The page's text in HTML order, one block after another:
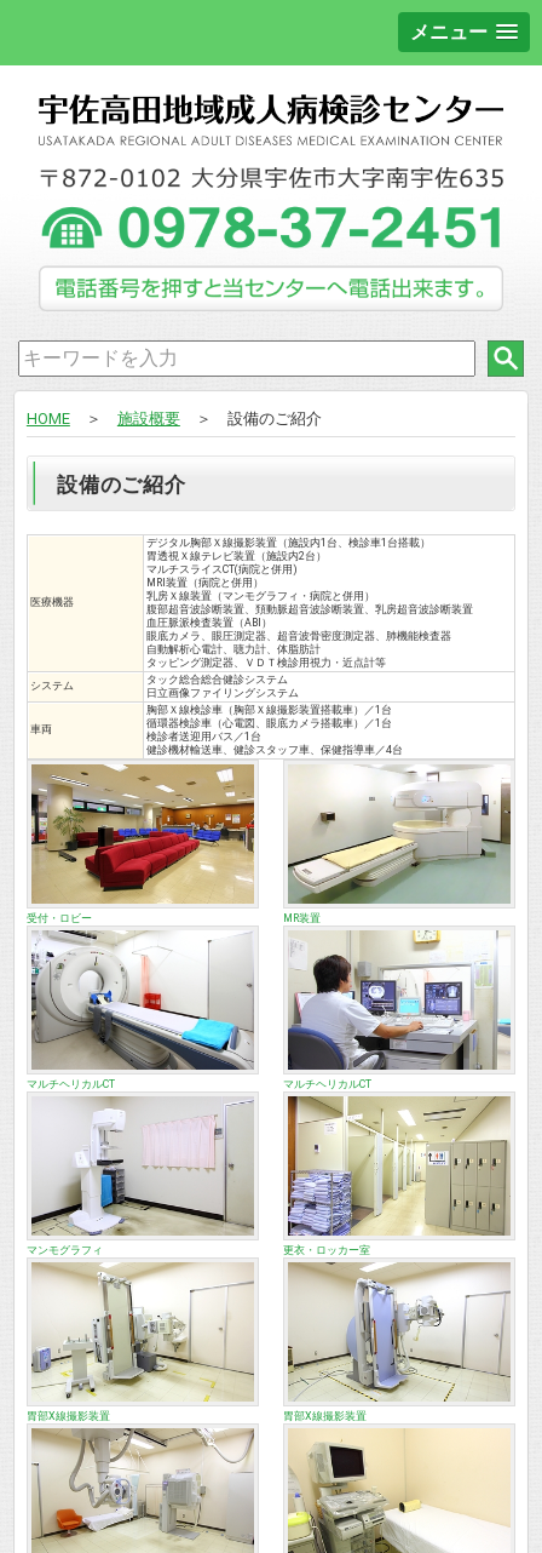
メニュー
HOME＞ 施設概要＞ 設備のご紹介
設備のご紹介
医療機器
デジタル胸部Ｘ線撮影装置（施設内1台、検診車1台搭載）
胃透視Ｘ線テレビ装置（施設内2台）
マルチスライスCT(病院と併用)
MRI装置（病院と併用）
乳房Ｘ線装置（マンモグラフィ・病院と併用）
腹部超音波診断装置、頚動脈超音波診断装置、乳房超音波診断装置
血圧脈派検査装置（ABI）
眼底カメラ、眼圧測定器、超音波骨密度測定器、肺機能検査器
自動解析心電計、聴力計、体脂肪計
タッピング測定器、ＶＤＴ検診用視力・近点計等
システム
タック総合総合健診システム
日立画像ファイリングシステム
車両
胸部Ｘ線検診車（胸部Ｘ線撮影装置搭載車）／1台
循環器検診車（心電図、眼底カメラ搭載車）／1台
検診者送迎用バス／1台
健診機材輸送車、健診スタッフ車、保健指導車／4台
受付・ロビー MR装置
マルチヘリカルCT マルチヘリカルCT
マンモグラフィ 更衣・ロッカー室
胃部X線撮影装置 胃部X線撮影装置